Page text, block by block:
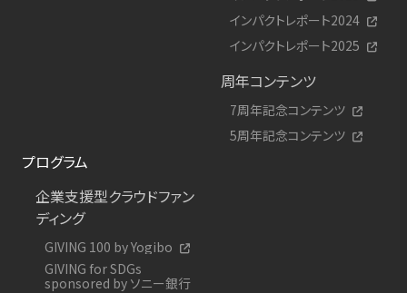
インパクトレポート2024
インパクトレポート2025
周年コンテンツ
7周年記念コンテンツ
5周年記念コンテンツ
プログラム
企業支援型クラウドファン
ディング
GIVING 100 by Yogibo
GIVING for SDGs
sponsored by ソニー銀行